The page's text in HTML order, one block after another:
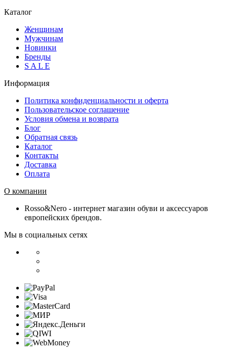
Каталог
Женщинам
Мужчинам
Новинки
Бренды
S A L E
Информация
Политика конфиденциальности и оферта
Пользовательское соглашение
Условия обмена и возврата
Блог
Обратная связь
Каталог
Контакты
Доставка
Оплата
О компании
Rosso&Nero - интернет магазин обуви и аксессуаров
европейских брендов.
Мы в социальных сетях